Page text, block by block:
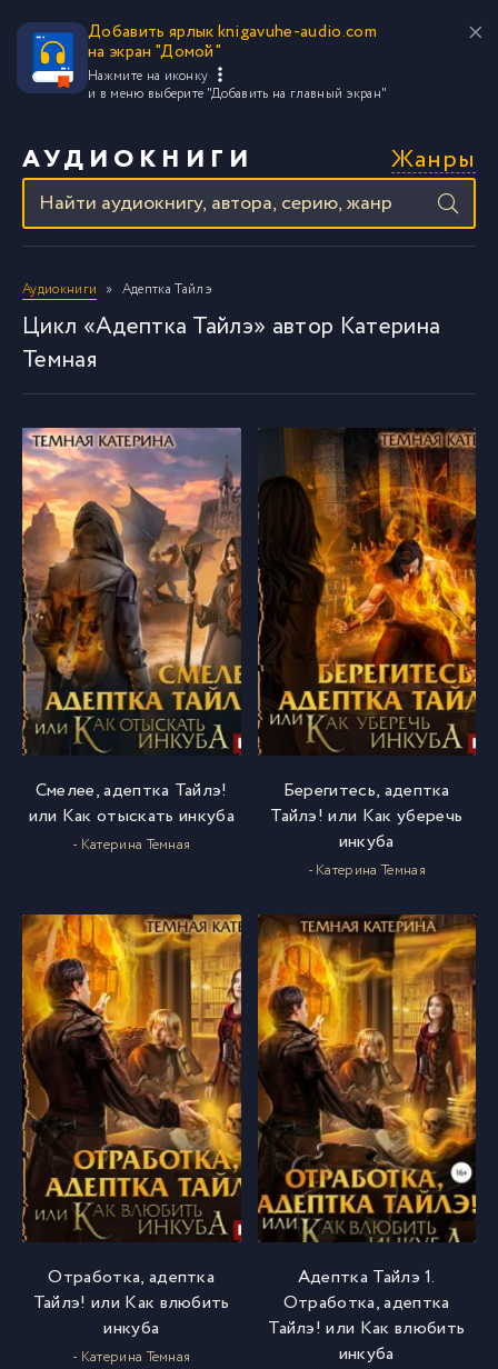
Добавить ярлык knigavuhe-audio.com
на экран "Домой"
Нажмите на иконку
и в меню выберите "Добавить на главный экран"
АУДИОКНИГИ Жанры
Аудиокниги Адептка Тайлэ
Цикл «Адептка Тайлэ» автор Катерина
Темная
Смелее, адептка Тайлэ!
или Как отыскать инкуба
- Катерина Темная
Берегитесь, адептка
Тайлэ! или Как уберечь
инкуба
- Катерина Темная
Отработка, адептка
Тайлэ! или Как влюбить
инкуба
- Катерина Темная
Адептка Тайлэ 1.
Отработка, адептка
Тайлэ! или Как влюбить
инкуба